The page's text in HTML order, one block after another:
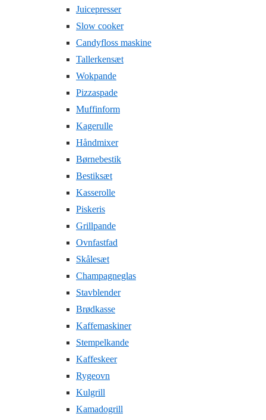
Juicepresser
Slow cooker
Candyfloss maskine
Tallerkensæt
Wokpande
Pizzaspade
Muffinform
Kagerulle
Håndmixer
Børnebestik
Bestiksæt
Kasserolle
Piskeris
Grillpande
Ovnfastfad
Skålesæt
Champagneglas
Stavblender
Brødkasse
Kaffemaskiner
Stempelkande
Kaffeskeer
Rygeovn
Kulgrill
Kamadogrill